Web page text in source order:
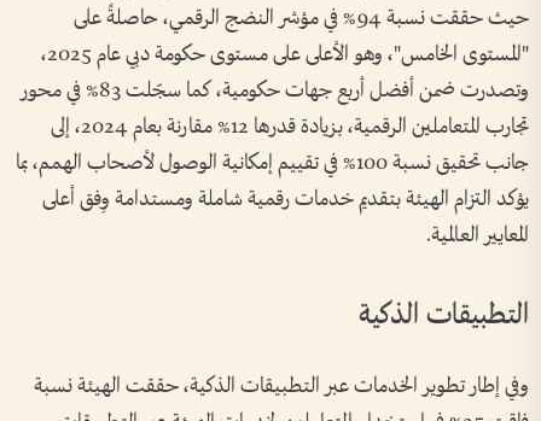
حيث حققت نسبة 94% في مؤشر النضج الرقمي، حاصلةً على
"المستوى الخامس"، وهو الأعلى على مستوى حكومة دبي عام 2025،
وتصدرت ضمن أفضل أربع جهات حكومية، كما سجّلت 83% في محور
تجارب المتعاملين الرقمية، بزيادة قدرها 12% مقارنة بعام 2024، إلى
جانب تحقيق نسبة 100% في تقييم إمكانية الوصول لأصحاب الهمم، بما
يؤكد التزام الهيئة بتقديم خدمات رقمية شاملة ومستدامة وِفق أعلى
المعايير العالمية.
التطبيقات الذكية
وفي إطار تطوير الخدمات عبر التطبيقات الذكية، حققت الهيئة نسبة